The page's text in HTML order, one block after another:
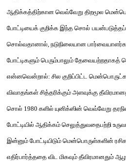
ஆதிக்கத்திற்கான வெவ்வேறு திறமூல
போட்டியைக் குறிக்க இந்த சொல் பயன்படுத்த
சொல்வதானால், நடுநிலையான
போட்டிகளும் பெரும்பாலும் தேவையற்றதாகத்
என்னவென்றால்: சில குறிப்பிட்ட
விவாதங்கள் சித்தரிக்கும் அளவுக்கு
சொல் 1980 களில் யுனிக்ஸின் வெவ்வேறு
போட்டியில் ஆதிக்கம் செலுத்துவதைபற்றி
இன்னும் போட்டியிடும் மென்பொருள்களின்
எதிர்பார்த்ததை விட மிகவும் தீவிரமானதும்